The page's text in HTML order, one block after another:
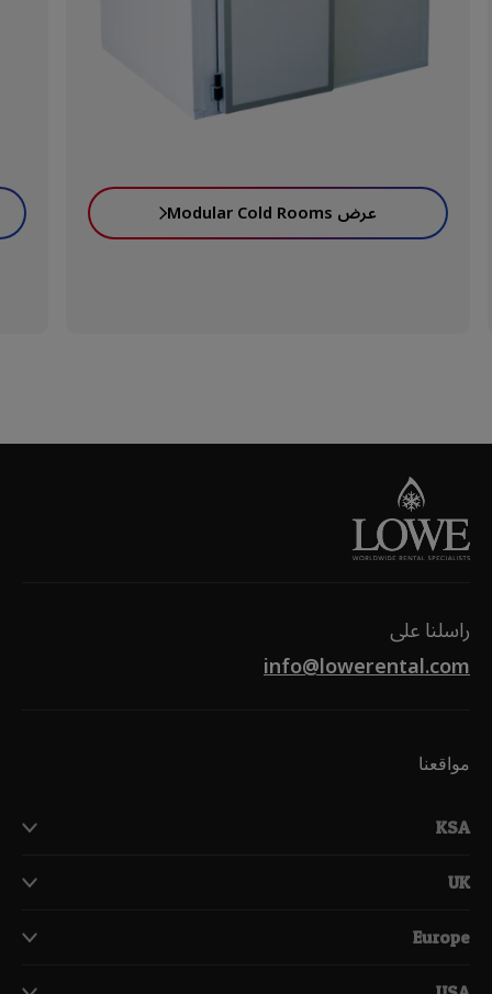
عرض Modular Cold Rooms
راسلنا على
info@lowerental.com
مواقعنا
KSA
UK
Europe